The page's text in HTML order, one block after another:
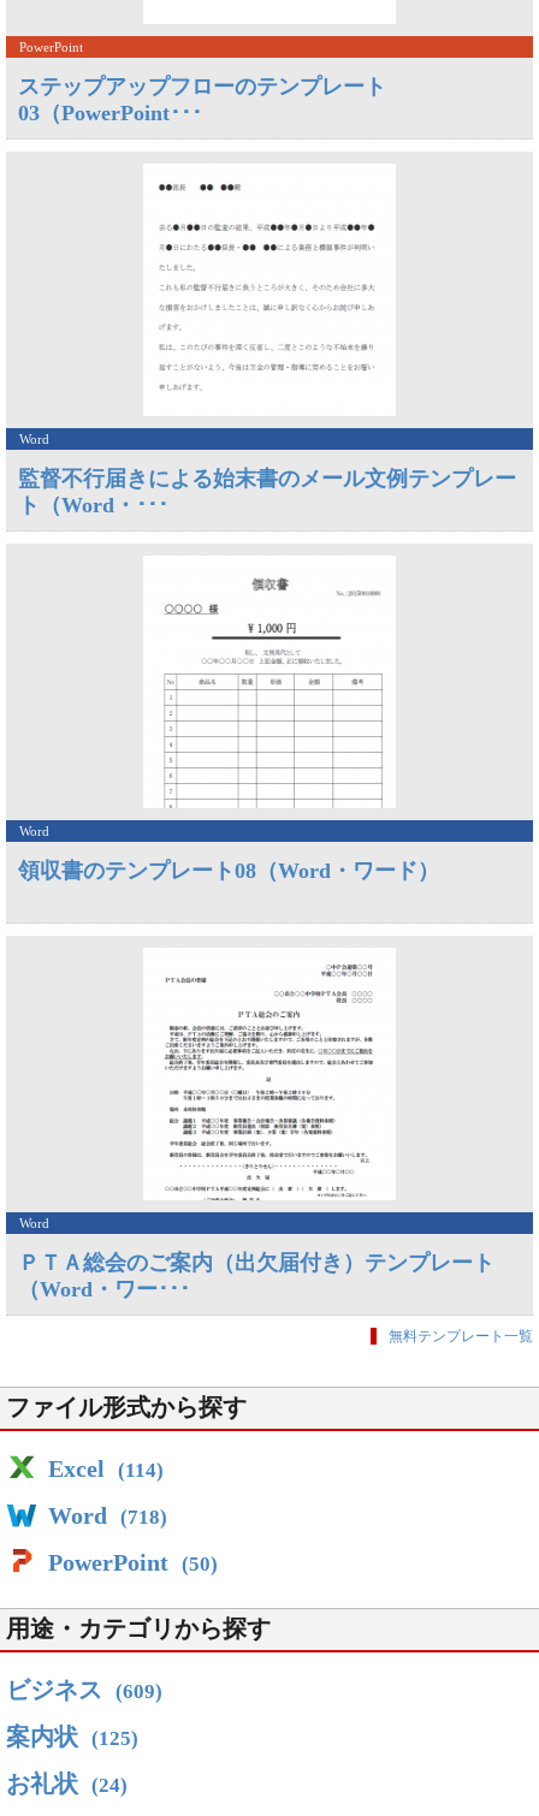
PowerPoint
ステップアップフローのテンプレート
03（PowerPoint･･･
Word
監督不行届きによる始末書のメール文例テンプレー
ト（Word・･･･
Word
領収書のテンプレート08（Word・ワード）
Word
ＰＴＡ総会のご案内（出欠届付き）テンプレート
（Word・ワー･･･
無料テンプレート一覧
ファイル形式から探す
Excel (114)
Word (718)
PowerPoint (50)
用途・カテゴリから探す
ビジネス (609)
案内状 (125)
お礼状 (24)